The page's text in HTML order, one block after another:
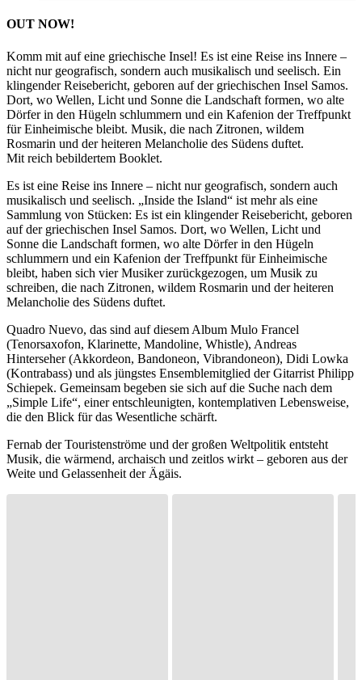
OUT NOW!
Komm mit auf eine griechische Insel! Es ist eine Reise ins Innere –
nicht nur geografisch, sondern auch musikalisch und seelisch. Ein
klingender Reisebericht, geboren auf der griechischen Insel Samos.
Dort, wo Wellen, Licht und Sonne die Landschaft formen, wo alte
Dörfer in den Hügeln schlummern und ein Kafenion der Treffpunkt
für Einheimische bleibt. Musik, die nach Zitronen, wildem
Rosmarin und der heiteren Melancholie des Südens duftet.
Mit reich bebildertem Booklet.
Es ist eine Reise ins Innere – nicht nur geografisch, sondern auch
musikalisch und seelisch. „Inside the Island“ ist mehr als eine
Sammlung von Stücken: Es ist ein klingender Reisebericht, geboren
auf der griechischen Insel Samos. Dort, wo Wellen, Licht und
Sonne die Landschaft formen, wo alte Dörfer in den Hügeln
schlummern und ein Kafenion der Treffpunkt für Einheimische
bleibt, haben sich vier Musiker zurückgezogen, um Musik zu
schreiben, die nach Zitronen, wildem Rosmarin und der heiteren
Melancholie des Südens duftet.
Quadro Nuevo, das sind auf diesem Album Mulo Francel
(Tenorsaxofon, Klarinette, Mandoline, Whistle), Andreas
Hinterseher (Akkordeon, Bandoneon, Vibrandoneon), Didi Lowka
(Kontrabass) und als jüngstes Ensemblemitglied der Gitarrist Philipp
Schiepek. Gemeinsam begeben sie sich auf die Suche nach dem
„Simple Life“, einer entschleunigten, kontemplativen Lebensweise,
die den Blick für das Wesentliche schärft.
Fernab der Touristenströme und der großen Weltpolitik entsteht
Musik, die wärmend, archaisch und zeitlos wirkt – geboren aus der
Weite und Gelassenheit der Ägäis.